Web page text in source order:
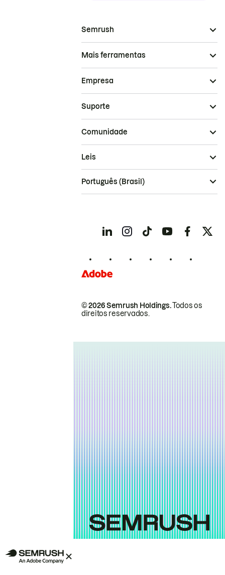
Semrush
Mais ferramentas
Empresa
Suporte
Comunidade
© 2026 Semrush Holdings.Todos os
direitos reservados.
Leis
Português (Brasil)